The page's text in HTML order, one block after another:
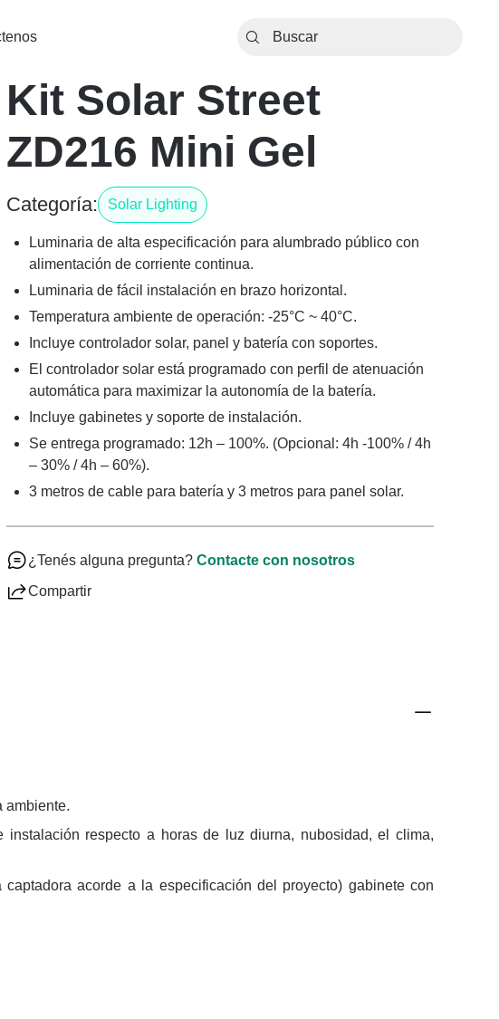
Kit Solar Street
ZD216 Mini Gel
Categoría: Solar Lighting
Luminaria de alta especificación para alumbrado público con
alimentación de corriente continua.
Luminaria de fácil instalación en brazo horizontal.
Temperatura ambiente de operación: -25°C ~ 40°C.
Incluye controlador solar, panel y batería con soportes.
El controlador solar está programado con perfil de atenuación
automática para maximizar la autonomía de la batería.
Incluye gabinetes y soporte de instalación.
Se entrega programado: 12h – 100%. (Opcional: 4h -100% / 4h
– 30% / 4h – 60%).
3 metros de cable para batería y 3 metros para panel solar.
¿Tenés alguna pregunta? Contacte con nosotros
Compartir
ambiente.
respecto a horas de luz diurna, nubosidad, el clima,
acorde a la especificación del proyecto) gabinete con